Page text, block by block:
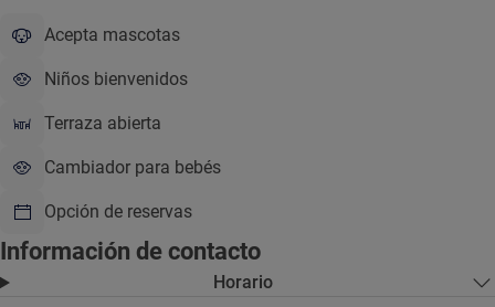
Acepta mascotas
Niños bienvenidos
Terraza abierta
Cambiador para bebés
Opción de reservas
Información de contacto
Horario